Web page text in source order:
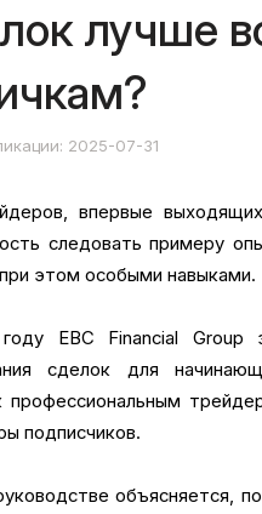
лучше
2025-07-31
впервые
следовать примеру
этом особыми навыками.
EBC Financial Group
сделок для
профессиональным
подписчиков.
объясняется,